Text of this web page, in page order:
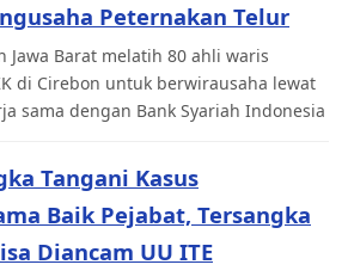
Peternakan Telur
Jawa Barat melatih 80 ahli waris
di Cirebon untuk berwirausaha lewat
sama dengan Bank Syariah Indonesia
Tangani Kasus
Baik Pejabat, Tersangka
Diancam UU ITE